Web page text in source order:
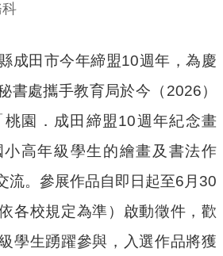
成田市今年締盟10週年，為慶
書處攜手教育局於今（2026）
園．成田締盟10週年紀念畫
高年級學生的繪畫及書法作
流。參展作品自即日起至6月30
各校規定為準）啟動徵件，歡
學生踴躍參與，入選作品將獲